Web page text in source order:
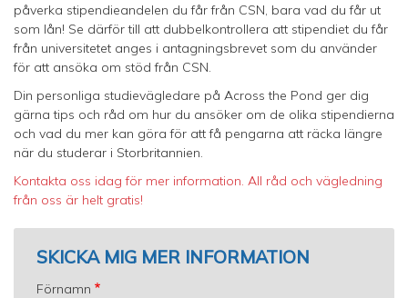
påverka stipendieandelen du får från CSN, bara vad du får ut
som lån! Se därför till att dubbelkontrollera att stipendiet du får
från universitetet anges i antagningsbrevet som du använder
för att ansöka om stöd från CSN.
Din personliga studievägledare på Across the Pond ger dig
gärna tips och råd om hur du ansöker om de olika stipendierna
och vad du mer kan göra för att få pengarna att räcka längre
när du studerar i Storbritannien.
Kontakta oss idag för mer information. All råd och vägledning
från oss är helt gratis!
SKICKA MIG MER INFORMATION
Förnamn